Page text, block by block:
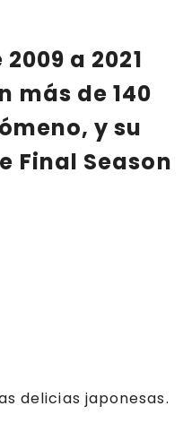
2009 a 2021
más de 140
y su
Final Season
delicias japonesas.